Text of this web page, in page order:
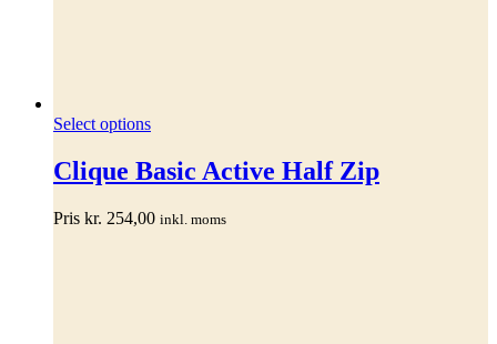
Select optionsDette
har
flere
Mulighederne
Clique Basic Active Half Zip
Pris kr. 254,00 inkl. moms